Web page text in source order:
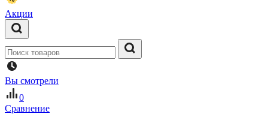
Акции
Вы смотрели
0
Сравнение